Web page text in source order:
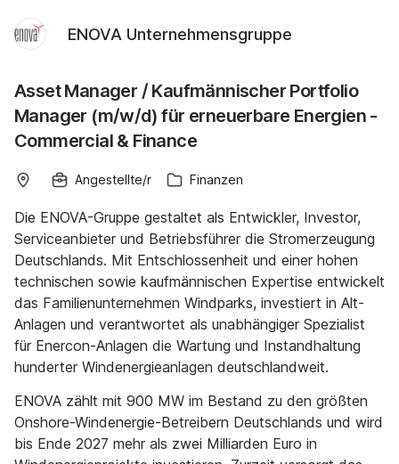
ENOVA Unternehmensgruppe
Asset Manager / Kaufmännischer Portfolio
Manager (m/w/d) für erneuerbare Energien -
Commercial & Finance
Angestellte/r Finanzen
Die ENOVA-Gruppe gestaltet als Entwickler, Investor,
Serviceanbieter und Betriebsführer die Stromerzeugung
Deutschlands. Mit Entschlossenheit und einer hohen
technischen sowie kaufmännischen Expertise entwickelt
das Familienunternehmen Windparks, investiert in Alt-
Anlagen und verantwortet als unabhängiger Spezialist
für Enercon-Anlagen die Wartung und Instandhaltung
hunderter Windenergieanlagen deutschlandweit.
ENOVA zählt mit 900 MW im Bestand zu den größten
Onshore-Windenergie-Betreibern Deutschlands und wird
bis Ende 2027 mehr als zwei Milliarden Euro in